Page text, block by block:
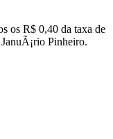
os R$ 0,40 da taxa de
Pinheiro.